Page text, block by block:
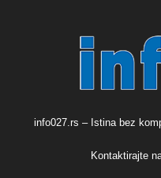
info027.rs – Istina bez
Kontaktirajte